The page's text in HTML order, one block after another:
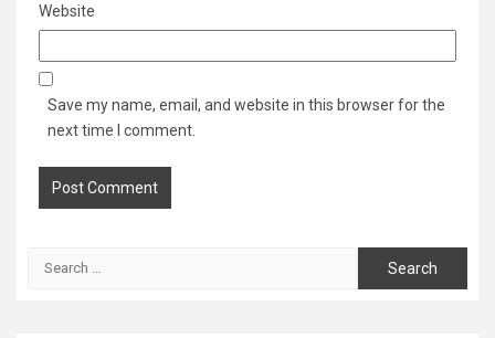
Website
Save my name, email, and website in this browser for the
next time I comment.